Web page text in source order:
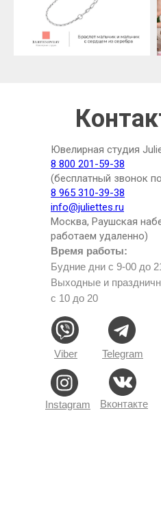
Время работы:
Будние дни с 9-00 до
Выходные и
с 10 до 20
Telegram
Viber
Instagram
Ювелирная студия
8 800 201-59-38
(бесплатный звонок
8 965 310-39-38
info@juliettes.ru
Москва, Раушская
работаем удаленно)
Вконтакте